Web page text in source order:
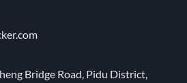
Bridge Road, Pidu District,